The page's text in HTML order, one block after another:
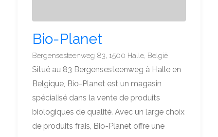
Bio-Planet
Bergensesteenweg 83, 1500 Halle, België
Situé au 83 Bergensesteenweg à Halle en
Belgique, Bio-Planet est un magasin
spécialisé dans la vente de produits
biologiques de qualité. Avec un large choix
de produits frais, Bio-Planet offre une